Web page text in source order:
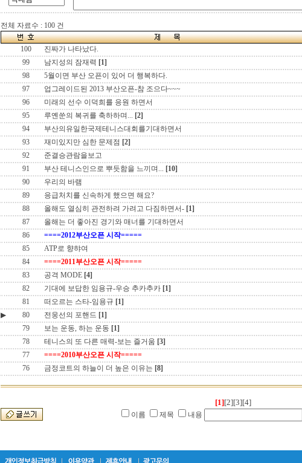
전체 자료수 : 100 건
100 진짜가 나타났다.
99
남지성의 잠재력 [1]
98
5월이면 부산 오픈이 있어 더 행복하다.
97
업그레이드된 2013 부산오픈-참 조으다~~~
96
미래의 선수 이덕희를 응원 하면서
95
루옌쑨의 복귀를 축하하며... [2]
94
부산의유일한국제테니스대회를기대하면서
93
재미있지만 심한 문제점 [2]
92
준결승관람을보고
91
부산 테니스인으로 뿌듯함을 느끼며... [10]
90
우리의 바램
89
응급처치를 신속하게 했으면 해요?
88
올해도 열심히 관전하려 가려고 다짐하면서- [1]
87
올해는 더 좋아진 경기와 매너를 기대하면서
86
====2012부산오픈 시작=====
85
ATP로 향햐여
84
====2011부산오픈 시작=====
83
공격 MODE [4]
82
기대에 보답한 임용규-우승 추카추카 [1]
81
떠오르는 스타-임용규 [1]
▶
80 전웅선의 포핸드 [1]
79
보는 운동, 하는 운동 [1]
78
테니스의 또 다른 매력-보는 즐거움 [3]
77
====2010부산오픈 시작=====
76
금정코트의 하늘이 더 높은 이유는 [8]
[1][2][3][4]
이름 제목 내용